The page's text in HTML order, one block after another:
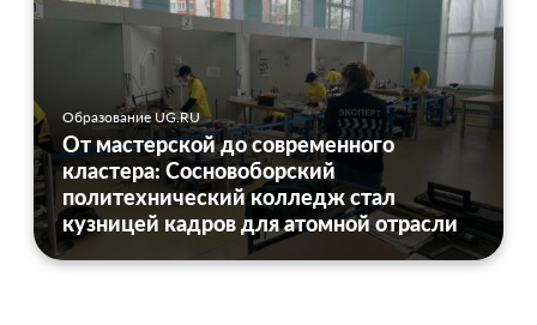
Образование UG.RU
От мастерской до современного
кластера: Сосновоборский
политехнический колледж стал
кузницей кадров для атомной отрасли